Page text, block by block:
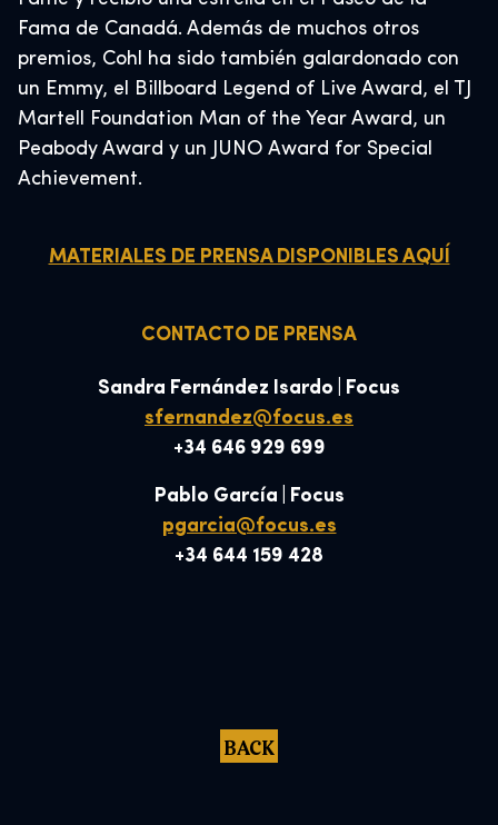
Fama de Canadá. Además de muchos otros
premios, Cohl ha sido también galardonado con
un Emmy, el Billboard Legend of Live Award, el TJ
Martell Foundation Man of the Year Award, un
Peabody Award y un JUNO Award for Special
Achievement.
MATERIALES DE PRENSA DISPONIBLES AQUÍ
CONTACTO DE PRENSA
Sandra Fernández Isardo | Focus
sfernandez@focus.es
+34 646 929 699
Pablo García | Focus
pgarcia@focus.es
+34 644 159 428
BACK